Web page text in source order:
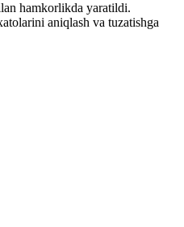
hamkorlikda yaratildi.
aniqlash va tuzatishga